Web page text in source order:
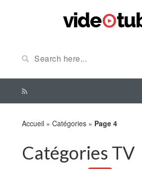
Accueil » Catégories » Page 4
Catégories TV